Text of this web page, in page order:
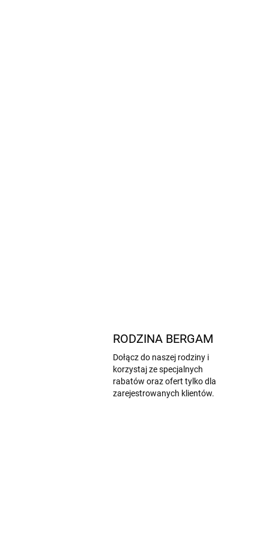
RODZINA BERGAM
Dołącz do naszej rodziny i
korzystaj ze specjalnych
rabatów oraz ofert tylko dla
zarejestrowanych klientów.